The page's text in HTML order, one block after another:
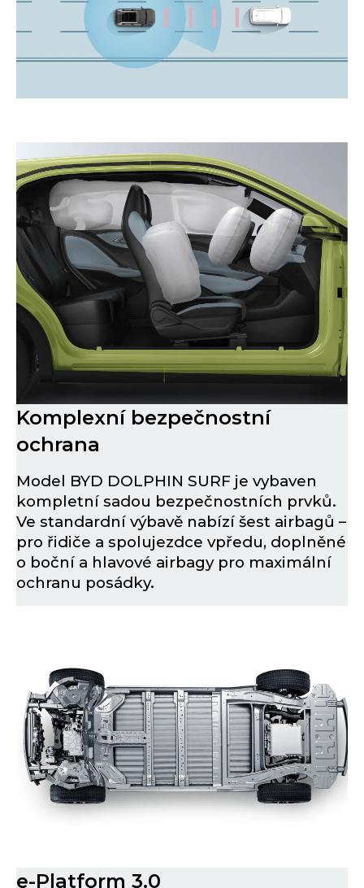
Komplexní bezpečnostní
ochrana
Model BYD DOLPHIN SURF je vybaven
kompletní sadou bezpečnostních prvků.
Ve standardní výbavě nabízí šest airbagů –
pro řidiče a spolujezdce vpředu, doplněné
o boční a hlavové airbagy pro maximální
ochranu posádky.
e-Platform 3.0